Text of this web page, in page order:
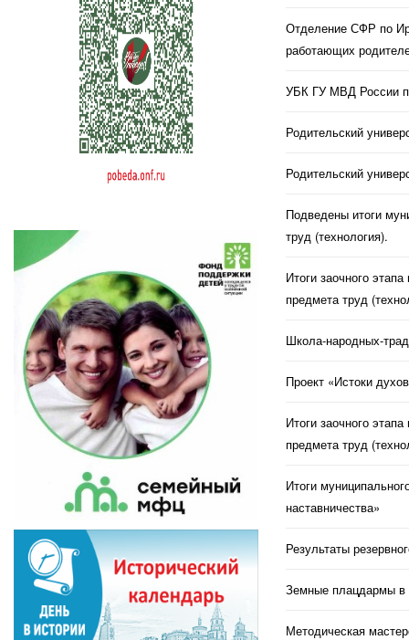
Отделение СФР по
работающих
УБК ГУ МВД России
Родительский
Родительский
Подведены итоги
труд (технология).
Итоги заочного
предмета труд
Школа-народных-
Проект «Истоки
Итоги заочного
предмета труд
Итоги
наставничества»
Результаты
Земные плацдармы в
Методическая